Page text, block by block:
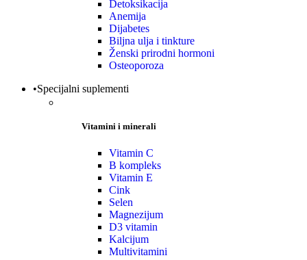
Detoksikacija
Anemija
Dijabetes
Biljna ulja i tinkture
Ženski prirodni hormoni
Osteoporoza
•Specijalni suplementi
Vitamini i minerali
Vitamin C
B kompleks
Vitamin E
Cink
Selen
Magnezijum
D3 vitamin
Kalcijum
Multivitamini